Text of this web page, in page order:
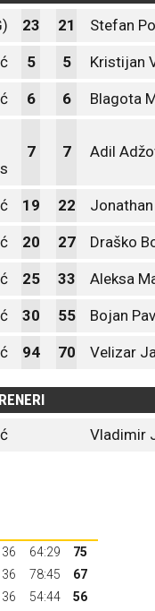
23 21 Stefan
5 5 Kristijan
6 6 Blagota
7 7 Adil
19 22
20 27 Draško
25 33 Aleksa
30 55 Bojan
94 70 Velizar
Vladimir
36 64:29
75
36 78:45
67
36 54:44
56